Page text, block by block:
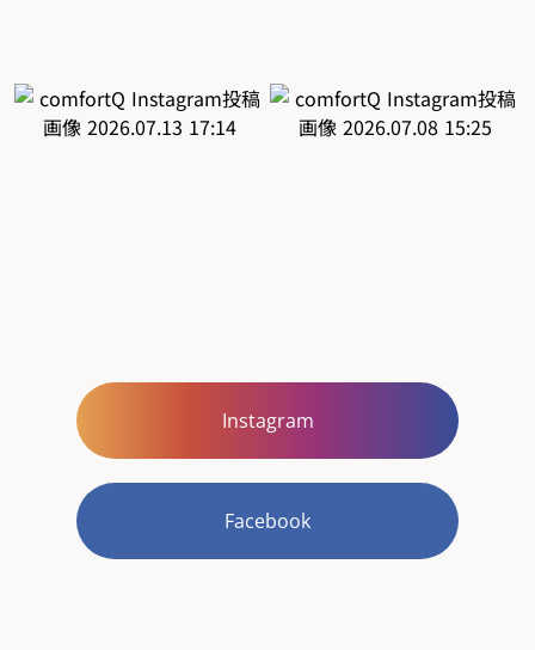
Instagram
Facebook